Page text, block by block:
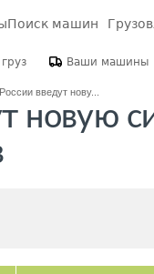
Поиск машин
Ваши машины
введут нову...
новую